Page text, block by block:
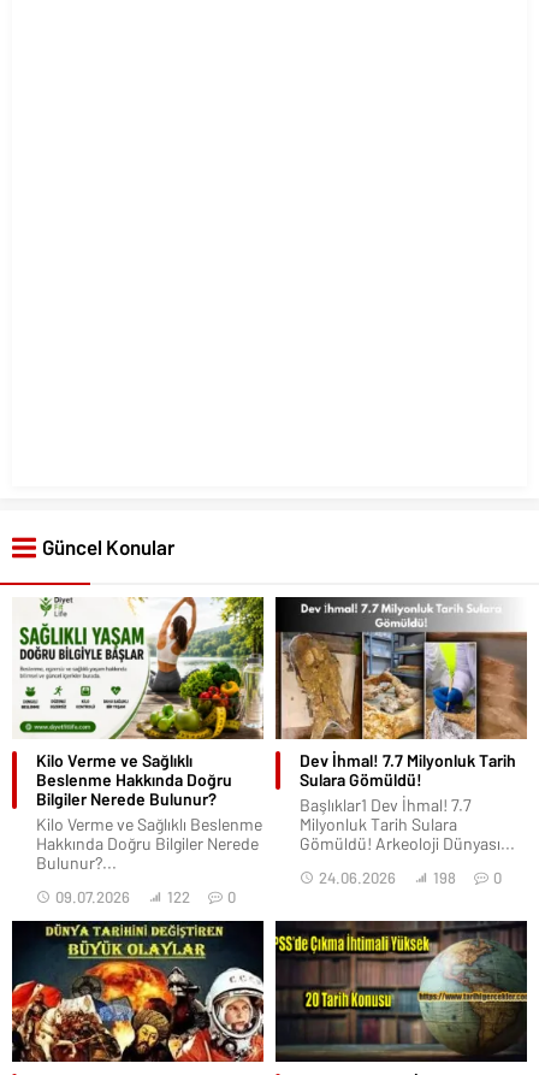
Güncel Konular
Kilo Verme ve Sağlıklı
Beslenme Hakkında Doğru
Bilgiler Nerede Bulunur?
Kilo Verme ve Sağlıklı Beslenme
Hakkında Doğru Bilgiler Nerede
Bulunur?...
09.07.2026 122 0
Dev İhmal! 7.7 Milyonluk Tarih
Sulara Gömüldü!
Başlıklar1 Dev İhmal! 7.7
Milyonluk Tarih Sulara
Gömüldü! Arkeoloji Dünyası...
24.06.2026 198 0